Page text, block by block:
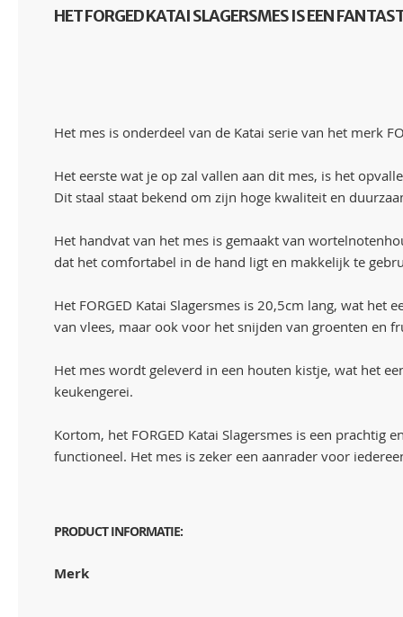
HET FORGED KATAI SLAGERSMES IS EEN
Het mes is onderdeel van de Katai serie van het merk
Het eerste wat je op zal vallen aan dit mes, is het
Dit staal staat bekend om zijn hoge kwaliteit en
Het handvat van het mes is gemaakt van
dat het comfortabel in de hand ligt en makkelijk te
Het FORGED Katai Slagersmes is 20,5cm lang, wat
van vlees, maar ook voor het snijden van groenten en
Het mes wordt geleverd in een houten kistje, wat het
keukengerei.
Kortom, het FORGED Katai Slagersmes is een
functioneel. Het mes is zeker een aanrader voor
PRODUCT INFORMATIE:
Merk